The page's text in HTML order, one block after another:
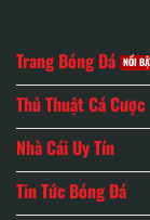
Trang Bóng Đá
Thủ Thuật Cá Cược
Nhà Cái Uy Tín
Tin Tức Bóng Đá